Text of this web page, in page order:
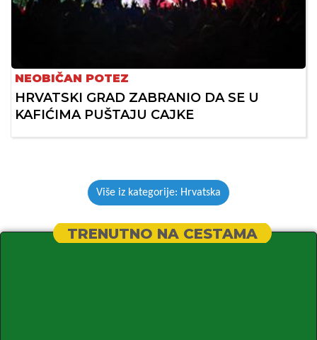
NEOBIČAN POTEZ
HRVATSKI GRAD ZABRANIO DA SE U
KAFIĆIMA PUŠTAJU CAJKE
Više iz kategorije: Hrvatska
TRENUTNO NA CESTAMA